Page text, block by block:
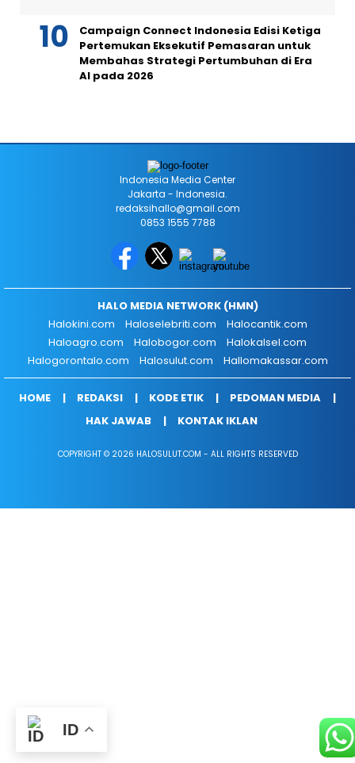
Campaign Connect Indonesia Edisi Ketiga
Pertemukan Eksekutif Pemasaran untuk
Membahas Strategi Pertumbuhan di Era
AI pada 2026
ID
Indonesia Media Center
Jakarta - Indonesia.
redaksihallo@gmail.com
0853 1555 7788
HALO MEDIA NETWORK (HMN)
Halokini.com
Haloselebriti.com
Halocantik.com
Haloagro.com
Halobogor.com
Halokalsel.com
Halogorontalo.com
Halosulut.com Hallomakassar.com
HOME REDAKSI KODE ETIK
PEDOMAN MEDIA
HAK JAWAB
KONTAK IKLAN
COPYRIGHT © 2026 HALOSULUT.COM - ALL RIGHTS RESERVED